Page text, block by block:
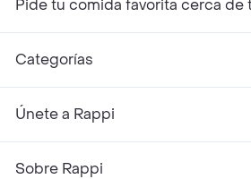
Pide tu comida favorita cerca de
Categorías
Únete a Rappi
Sobre Rappi